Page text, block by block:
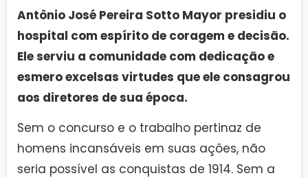
Antônio José Pereira Sotto Mayor presidiu o
hospital com espírito de coragem e decisão.
Ele serviu a comunidade com dedicação e
esmero excelsas virtudes que ele consagrou
aos diretores de sua época.
Sem o concurso e o trabalho pertinaz de
homens incansáveis em suas ações, não
seria possível as conquistas de 1914. Sem a